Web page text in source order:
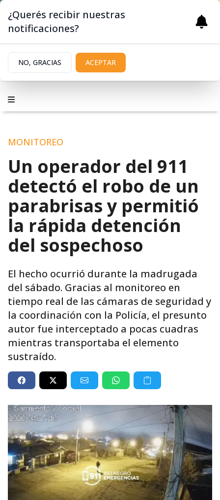
MONITOREO
Un operador del 911
detectó el robo de un
parabrisas y permitió
la rápida detención
del sospechoso
El hecho ocurrió durante la madrugada
del sábado. Gracias al monitoreo en
tiempo real de las cámaras de seguridad y
la coordinación con la Policía, el presunto
autor fue interceptado a pocas cuadras
mientras transportaba el elemento
sustraído.
¿Querés recibir nuestras
notificaciones?
NO, GRACIAS ACEPTAR